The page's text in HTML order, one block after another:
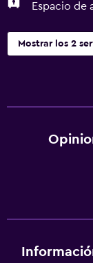
Espacio de
Mostrar los 2